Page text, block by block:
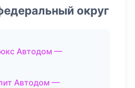
округ
Автодом —
Автодом —